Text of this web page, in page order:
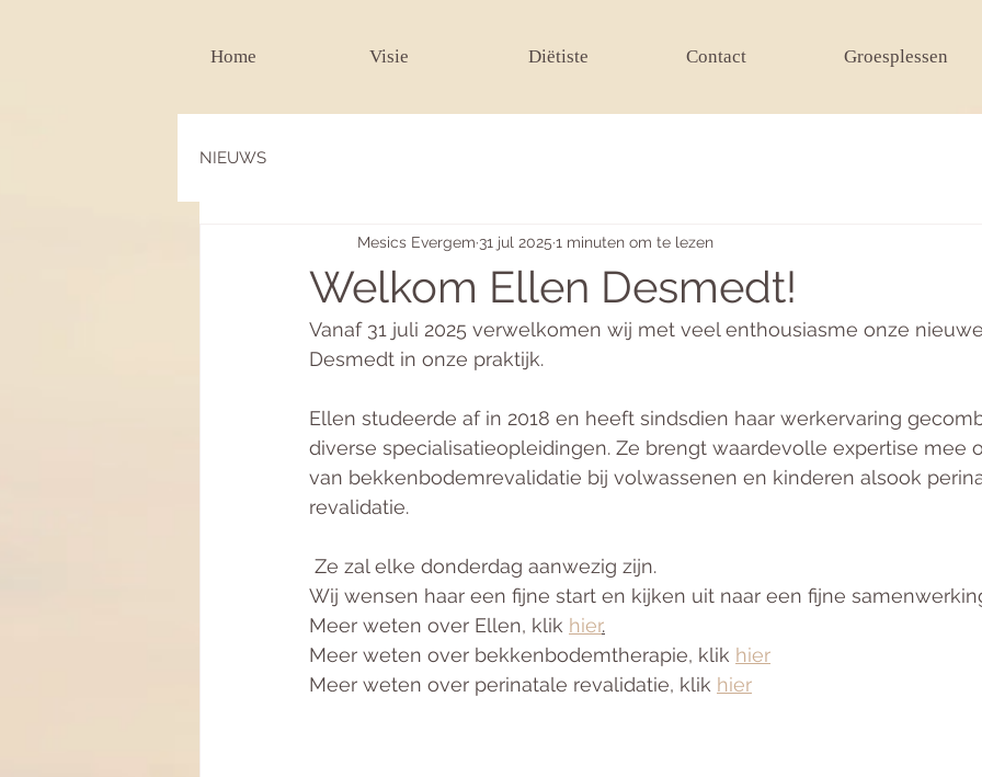
Home Visie Diëtiste Contact Groesplessen
NIEUWS
Welkom Ellen Desmedt!
Mesics Evergem 31 jul 2025 1 minuten om te lezen
Vanaf 31 juli 2025 verwelkomen wij met veel enthousiasme onze
Desmedt in onze praktijk.
Ellen studeerde af in 2018 en heeft sindsdien haar werkervaring
diverse specialisatieopleidingen. Ze brengt waardevolle expertise mee
van bekkenbodemrevalidatie bij volwassenen en kinderen alsook
revalidatie.
Ze zal elke donderdag aanwezig zijn.
Wij wensen haar een fijne start en kijken uit naar een fijne
Meer weten over Ellen, klik hier.
Meer weten over bekkenbodemtherapie, klik hier
Meer weten over perinatale revalidatie, klik hier